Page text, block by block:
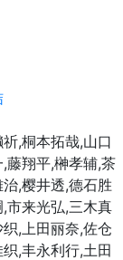
,桐本拓哉,山口
藤翔平,榊孝辅,茶
,樱井透,德石胜
市来光弘,三木真
,上田丽奈,佐仓
,丰永利行,土田